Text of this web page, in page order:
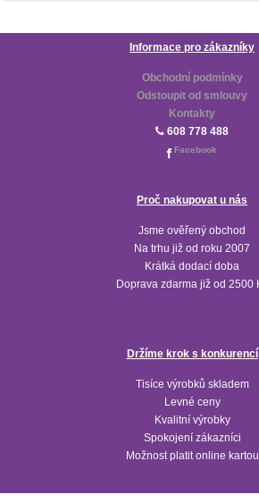
Informace pro zákazníky
Obchodní podmínky
Odstoupit od smlouvy
Kontakty
608 778 488
Facebook
Proč nakupovat u nás
Jsme ověřený obchod
Na trhu již od roku 2007
Krátká dodací doba
Doprava zdarma již od 2500
Držíme krok s konkurencí
Tisíce výrobků skladem
Levné ceny
Kvalitní výrobky
Spokojení zákazníci
Možnost platit online kartou